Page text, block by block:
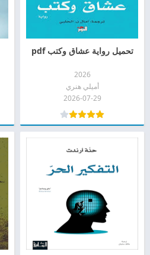
تحميل رواية عشاق وكتب pdf
2026
أميلي هنري
2026-07-29